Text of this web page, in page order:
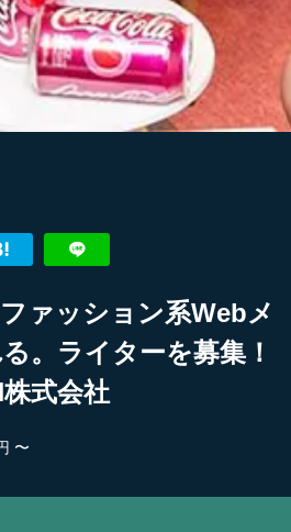
ァッション系Webメ
。ライターを募集！
式会社
〜